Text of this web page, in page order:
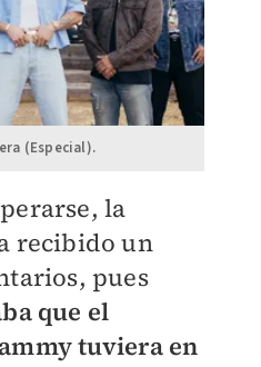
(Especial).
la
recibido un
pues
que el
tuviera en